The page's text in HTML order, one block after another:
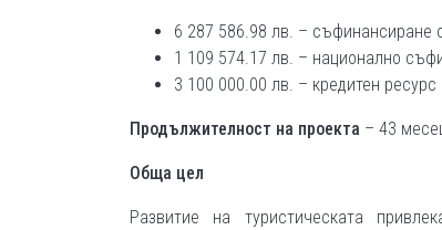
6 287 586.98 лв. – съфинансиране
1 109 574.17 лв. – национално
3 100 000.00 лв. – кредитен
Продължителност на проекта – 43
Обща цел
Развитие на туристическата